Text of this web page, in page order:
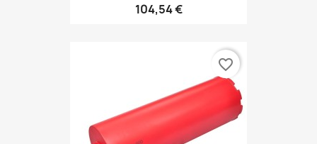
104,54 €
favorite_border